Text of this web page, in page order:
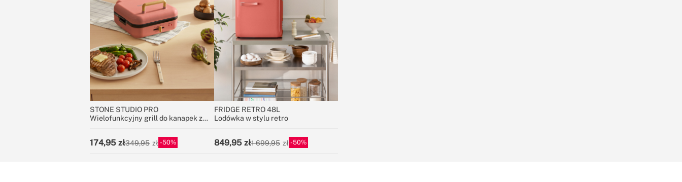
STONE STUDIO PRO
Wielofunkcyjny grill do kanapek z
174,95 349,95 50
FRIDGE RETRO 48L
Lodówka w stylu retro
849,95 1 699,95 50